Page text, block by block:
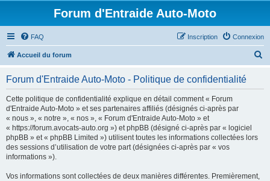
Forum d'Entraide Auto-Moto
FAQ Connexion
Inscription
Accueil du forum
Forum d'Entraide Auto-Moto - Politique de confidentialité
Cette politique de confidentialité explique en détail comment « Forum
d'Entraide Auto-Moto » et ses partenaires affiliés (désignés ci-après par
« nous », « notre », « nos », « Forum d'Entraide Auto-Moto » et
« https://forum.avocats-auto.org ») et phpBB (désigné ci-après par « logiciel
phpBB » et « phpBB Limited ») utilisent toutes les informations collectées lors
des sessions d’utilisation de votre part (désignées ci-après par « vos
informations »).
Vos informations sont collectées de deux manières différentes. Premièrement,